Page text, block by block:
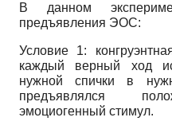
В данном
предъявления ЭОС:
Условие 1:
каждый верный ход
нужной спички в
предъявлялся
эмоциогенный стимул.